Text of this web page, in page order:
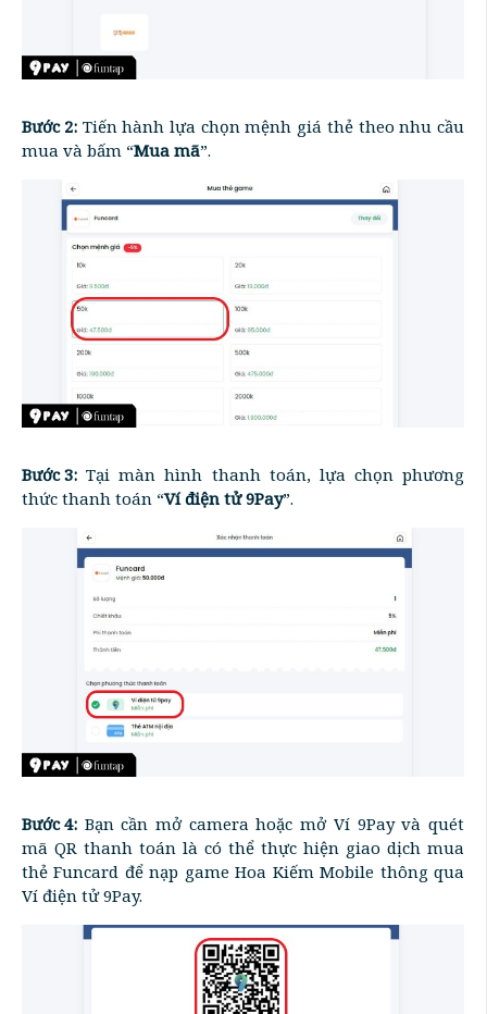
Bước 2: Tiến hành lựa chọn mệnh giá thẻ theo nhu cầu
mua và bấm “Mua mã”.
Bước 3: Tại màn hình thanh toán, lựa chọn phương
thức thanh toán “Ví điện tử 9Pay”.
Bước 4: Bạn cần mở camera hoặc mở Ví 9Pay và quét
mã QR thanh toán là có thể thực hiện giao dịch mua
thẻ Funcard để nạp game Hoa Kiếm Mobile thông qua
Ví điện tử 9Pay.